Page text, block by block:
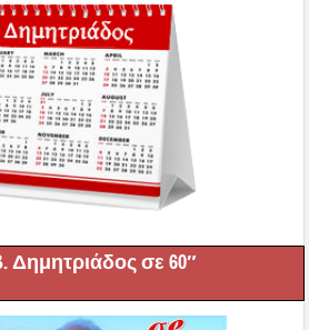
Δημητριάδος σε 60″